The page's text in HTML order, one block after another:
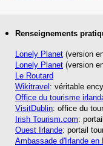
Renseignements
Lonely Planet (version
Lonely Planet (version
Le Routard
Wikitravel : véritable
Office du tourisme
VisitDublin: office du
Irish Tourism.com:
Ouest Irlande: portail
Ambassade d'Irlande en